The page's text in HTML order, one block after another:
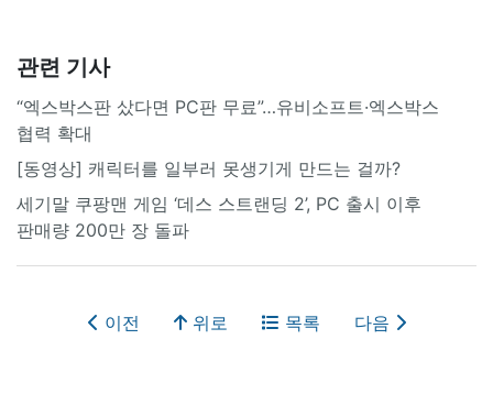
관련 기사
“엑스박스판 샀다면 PC판 무료”…유비소프트·엑스박스
협력 확대
[동영상] 캐릭터를 일부러 못생기게 만드는 걸까?
세기말 쿠팡맨 게임 ‘데스 스트랜딩 2’, PC 출시 이후
판매량 200만 장 돌파
이전 위로 목록 다음